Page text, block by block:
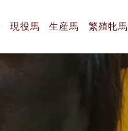
現役馬 生産馬 繁殖牝馬